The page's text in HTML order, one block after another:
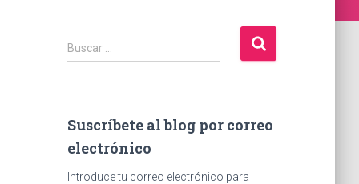
B
u
r
:
Buscar …
Suscríbete al blog por correo
electrónico
Introduce tu correo electrónico para